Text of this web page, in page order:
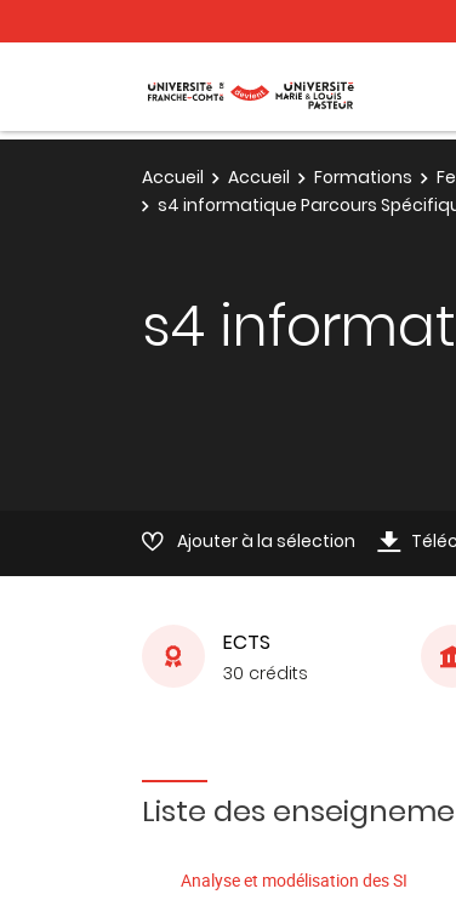
Accueil Accueil Formations
s4 informatique Parcours
s4
Ajouter à la sélection
ECTS
30 crédits
Liste des
Analyse et modélisation des SI